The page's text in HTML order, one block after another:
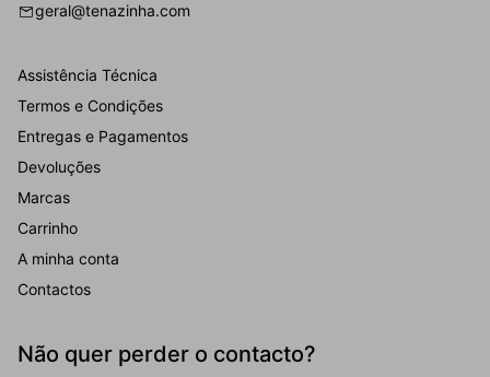
geral@tenazinha.com
Assistência Técnica
Termos e Condições
Entregas e Pagamentos
Devoluções
Marcas
Carrinho
A minha conta
Contactos
Não quer perder o contacto?